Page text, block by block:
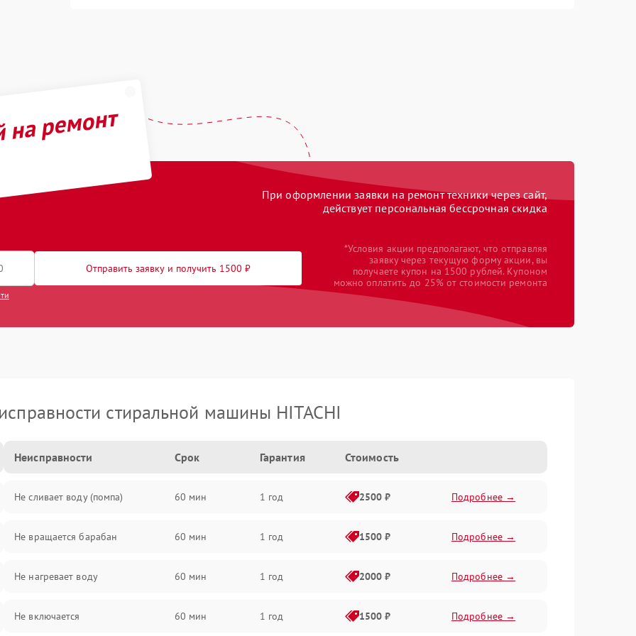
ремонт
При оформлении заявки на ремонт техники через сайт,
действует персональная бессрочная скидка
Отправить заявку и получить 1500 ₽
*Условия акции предполагают, что отправляя
заявку через текущую форму акции, вы
получаете купон на 1500 рублей. Купоном
можно оплатить до 25% от стоимости ремонта
стиральной машины HITACHI
Неисправности Срок Гарантия Стоимость
Не сливает воду (помпа) 60 мин 1 год 2500 ₽ Подробнее →
Не вращается барабан 60 мин 1 год 1500 ₽ Подробнее →
Не нагревает воду 60 мин 1 год 2000 ₽ Подробнее →
Не включается 60 мин 1 год 1500 ₽ Подробнее →